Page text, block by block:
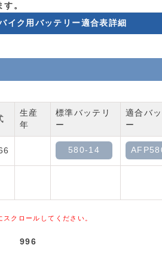
。
イク用バッテリー適合表詳細
生産
年
標準バッテリ
ー
適合バ
ー
580-14
クロールしてください。
996